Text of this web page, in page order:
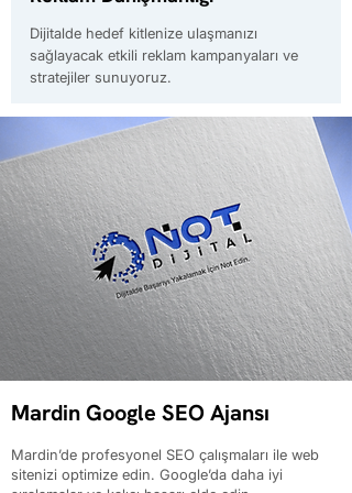
Dijitalde hedef kitlenize ulaşmanızı
sağlayacak etkili reklam kampanyaları ve
stratejiler sunuyoruz.
Mardin Google SEO Ajansı
Mardin’de profesyonel SEO çalışmaları ile web
sitenizi optimize edin. Google’da daha iyi